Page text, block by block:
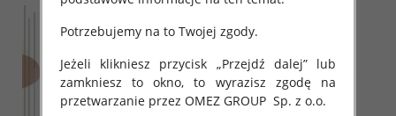
Potrzebujemy na to Twojej zgody.
Jeżeli klikniesz przycisk „Przejdź dalej” lub
zamkniesz to okno, to wyrazisz zgodę na
przetwarzanie przez OMEZ GROUP Sp. z o.o.